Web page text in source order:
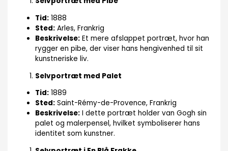
Tid: 1888
Sted: Arles, Frankrig
Beskrivelse: Et mere afslappet portræt, hvor han
rygger en pibe, der viser hans hengivenhed til sit
kunstneriske liv.
Selvportræt med Palet
Tid: 1889
Sted: Saint-Rémy-de-Provence, Frankrig
Beskrivelse: I dette portræt holder van Gogh sin
palet og malerpensel, hvilket symboliserer hans
identitet som kunstner.